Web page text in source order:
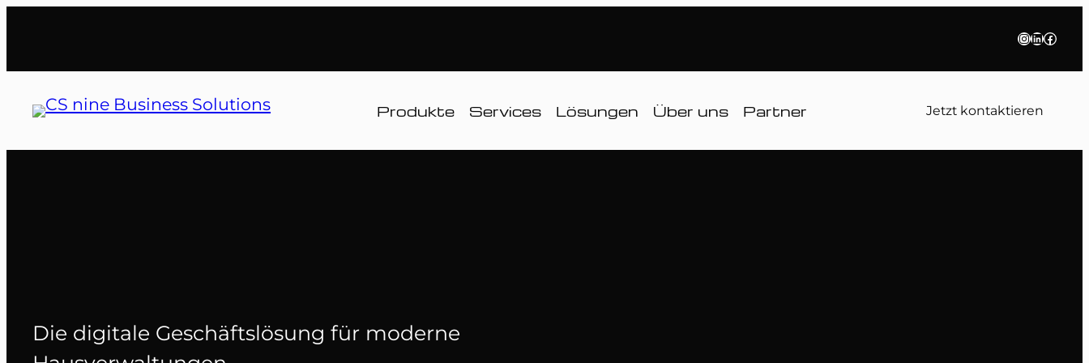
springen
Instagram
LinkedIn
Produkte Services Lösungen Über uns Partner Jetzt kontaktieren
Die digitale Geschäftslösung für moderne